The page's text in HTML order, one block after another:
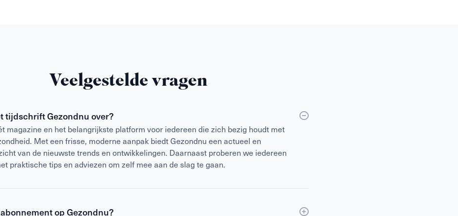
Veelgestelde vragen
tijdschrift Gezondnu over?
magazine en het belangrijkste platform voor iedereen die zich bezig houdt met
Met een frisse, moderne aanpak biedt Gezondnu een actueel en
van de nieuwste trends en ontwikkelingen. Daarnaast proberen we iedereen
praktische tips en adviezen om zelf mee aan de slag te gaan.
op Gezondnu?